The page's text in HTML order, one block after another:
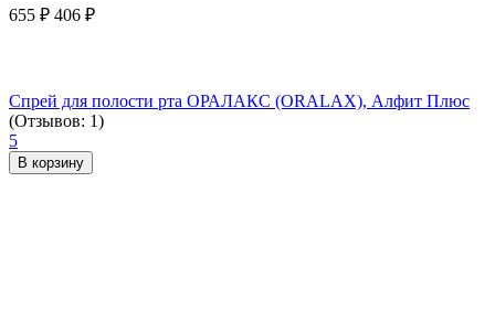
655 ₽ 406 ₽
Спрей для полости рта ОРАЛАКС (ORALAX), Алфит Плюс
(Отзывов: 1)
5
В корзину